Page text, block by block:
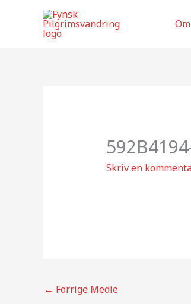
Skriv en
← Forrige Medie